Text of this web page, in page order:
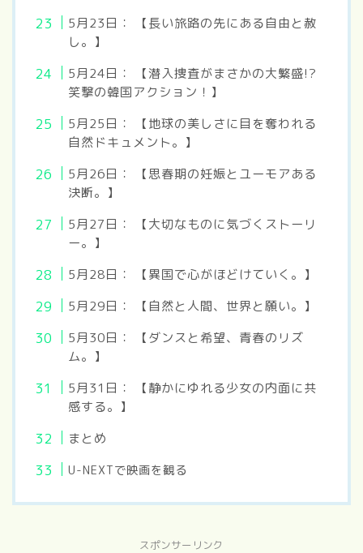
5月23日： 【長い旅路の先にある自由と赦
し。】
5月24日： 【潜入捜査がまさかの大繁盛!?
笑撃の韓国アクション！】
5月25日： 【地球の美しさに目を奪われる
自然ドキュメント。】
5月26日： 【思春期の妊娠とユーモアある
決断。】
5月27日： 【大切なものに気づくストーリ
ー。】
5月28日： 【異国で心がほどけていく。】
5月29日： 【自然と人間、世界と願い。】
5月30日： 【ダンスと希望、青春のリズ
ム。】
5月31日： 【静かにゆれる少女の内面に共
感する。】
まとめ
U-NEXTで映画を観る
スポンサーリンク